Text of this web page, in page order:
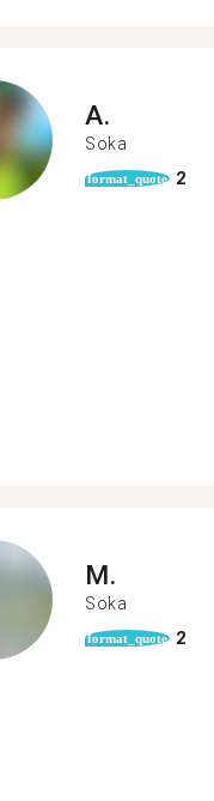
A.
Soka
format_quote 2
M.
Soka
format_quote 2